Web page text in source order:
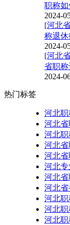
职称
2024-
[河北
称退
2024-
[河北
省职
2024-
热门标签
河北
河北
河北
河北
河北
河北
河北
河北
河北
河北
河北